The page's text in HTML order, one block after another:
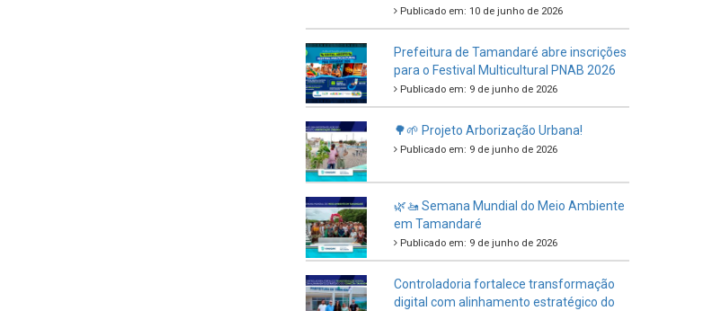
Publicado em: 10 de junho de 2026
Prefeitura de Tamandaré abre inscrições
para o Festival Multicultural PNAB 2026
Publicado em: 9 de junho de 2026
🌳🌱 Projeto Arborização Urbana!
Publicado em: 9 de junho de 2026
🌿🚤 Semana Mundial do Meio Ambiente
em Tamandaré
Publicado em: 9 de junho de 2026
Controladoria fortalece transformação
digital com alinhamento estratégico do